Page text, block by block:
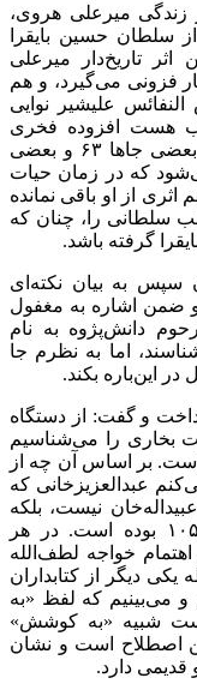
زندگی میرعلی هروی،
حسین بایقرا
اثر تاریخ‌دار میرعلی
۹۱۹ به بعد این آثار فزونی می‌گیرد، و هم
علیشیر نوایی
هست افزوده فخری
هروی است و عمر میرعلی هروی را هم بعضی جاها ۶۳ و بعضی
می‌شود که در زمان حیات
از او باقی نمانده
سلطانی را، چنان که
گرفته باشد.
سپس به بیان نکته‌ای
و ضمن اشاره به مغفول
دانش‌پژوه به نام
اما به نظرم جا
این‌باره بکند.
و گفت: از دستگاه
بخاری را می‌شناسیم
است. بر اساس آن چه از
عبدالعزیزخانی که
نیست، بلکه
عبدالعزیز بعدیست که حاکم بخارا در ۱۰۵۹ بوده است. در هر
خواجه لطف‌الله
دیگر از کتابداران
و می‌بینیم که لفظ «به
شبیه «به کوشش»
اصطلاح است و نشان
دارد.